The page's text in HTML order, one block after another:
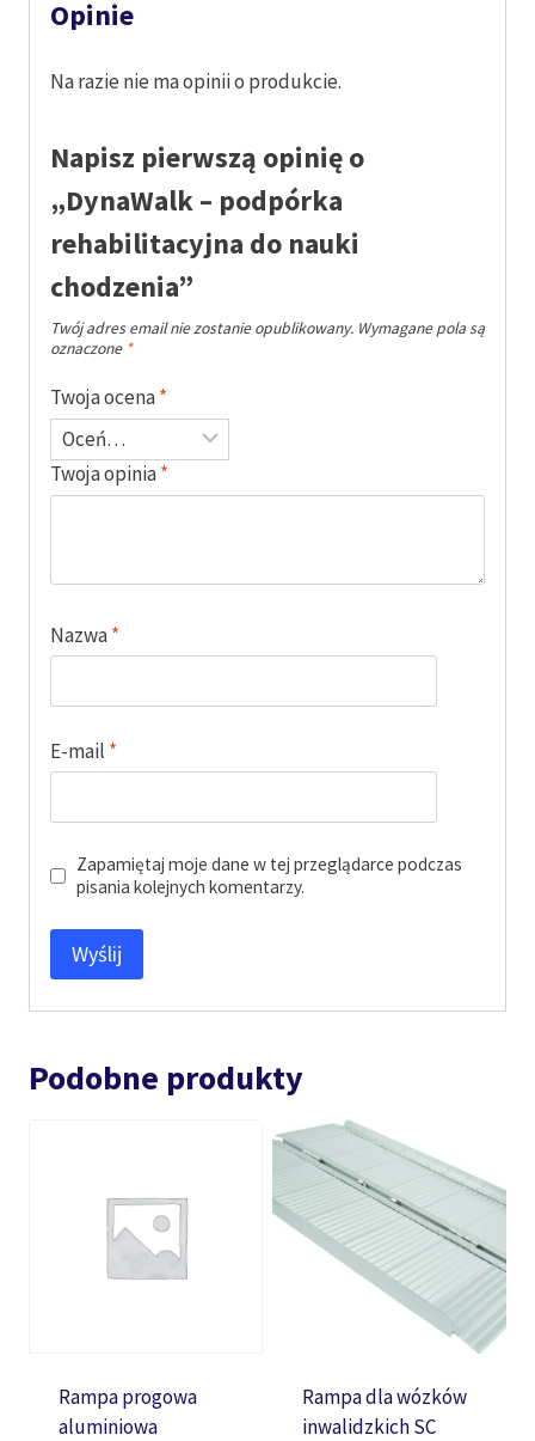
Opinie
Na razie nie ma opinii o produkcie.
Napisz pierwszą opinię o
„DynaWalk – podpórka
rehabilitacyjna do nauki
chodzenia”
Twój adres email nie zostanie opublikowany. Wymagane pola są
oznaczone *
Twoja ocena*
Twoja opinia*
Nazwa*
E-mail *
Zapamiętaj moje dane w tej przeglądarce podczas
pisania kolejnych komentarzy.
Podobne produkty
Rampa progowa
aluminiowa
Rampa dla wózków
inwalidzkich SC